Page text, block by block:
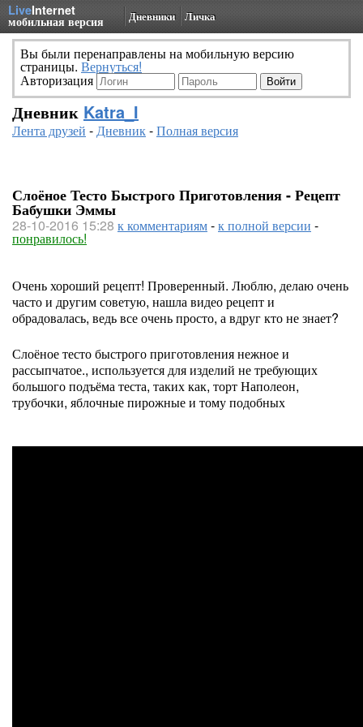
LiveInternet
мобильная версия Дневники Личка
Вы были перенаправлены на мобильную версию
страницы. Вернуться!
Авторизация
Дневник Katra_I
Лента друзей -Дневник-Полная версия
Слоёное Тесто Быстрого Приготовления - Рецепт
Бабушки Эммы
28-10-2016 15:28 к комментариям-к полной версии -
понравилось!
Очень хороший рецепт! Проверенный. Люблю, делаю очень
часто и другим советую, нашла видео рецепт и
обрадовалась, ведь все очень просто, а вдруг кто не знает?
Слоёное тесто быстрого приготовления нежное и
рассыпчатое., используется для изделий не требующих
большого подъёма теста, таких как, торт Наполеон,
трубочки, яблочные пирожные и тому подобных